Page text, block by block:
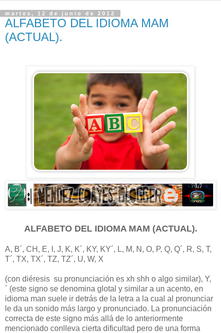
martes, 12 de junio de 2012
ALFABETO DEL IDIOMA MAM
(ACTUAL).
ALFABETO DEL IDIOMA MAM (ACTUAL).
A, B´, CH, E, I, J, K, K´, KY, KY´, L, M, N, O, P, Q, Q´, R, S, T,
T´, TX, TX´, TZ, TZ´, U, W, X
(con diéresis su pronunciación es xh shh o algo similar), Y,
´ (este signo se denomina glotal y similar a un acento, en
idioma man suele ir detrás de la letra a la cual al pronunciar
le da un sonido más largo y pronunciado. La pronunciación
correcta de este signo más allá de lo anteriormente
mencionado conlleva cierta dificultad pero de una forma